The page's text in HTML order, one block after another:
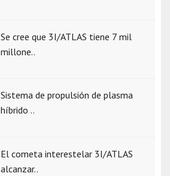
Se cree que 3I/ATLAS tiene 7 mil
millone..
Sistema de propulsión de plasma
híbrido ..
El cometa interestelar 3I/ATLAS
alcanzar..